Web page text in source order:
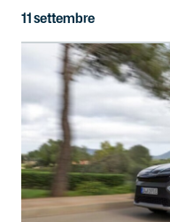
11 settembre